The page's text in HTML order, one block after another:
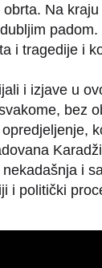
Na
i tragedije i
i izjave u
bez
i
i politički